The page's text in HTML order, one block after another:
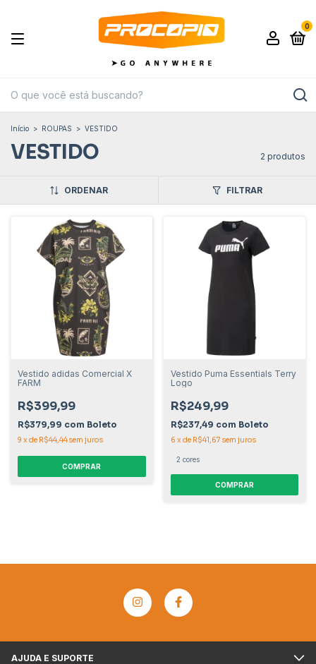
0
Início > ROUPAS > VESTIDO
VESTIDO 2 produtos
ORDENAR FILTRAR
Vestido adidas Comercial X
FARM
R$399,99
R$379,99 com Boleto
9 x de R$44,44sem juros
COMPRAR
Vestido Puma Essentials Terry
Logo
R$249,99
R$237,49 com Boleto
6 x de R$41,67 sem juros
2 cores
COMPRAR
AJUDA E SUPORTE